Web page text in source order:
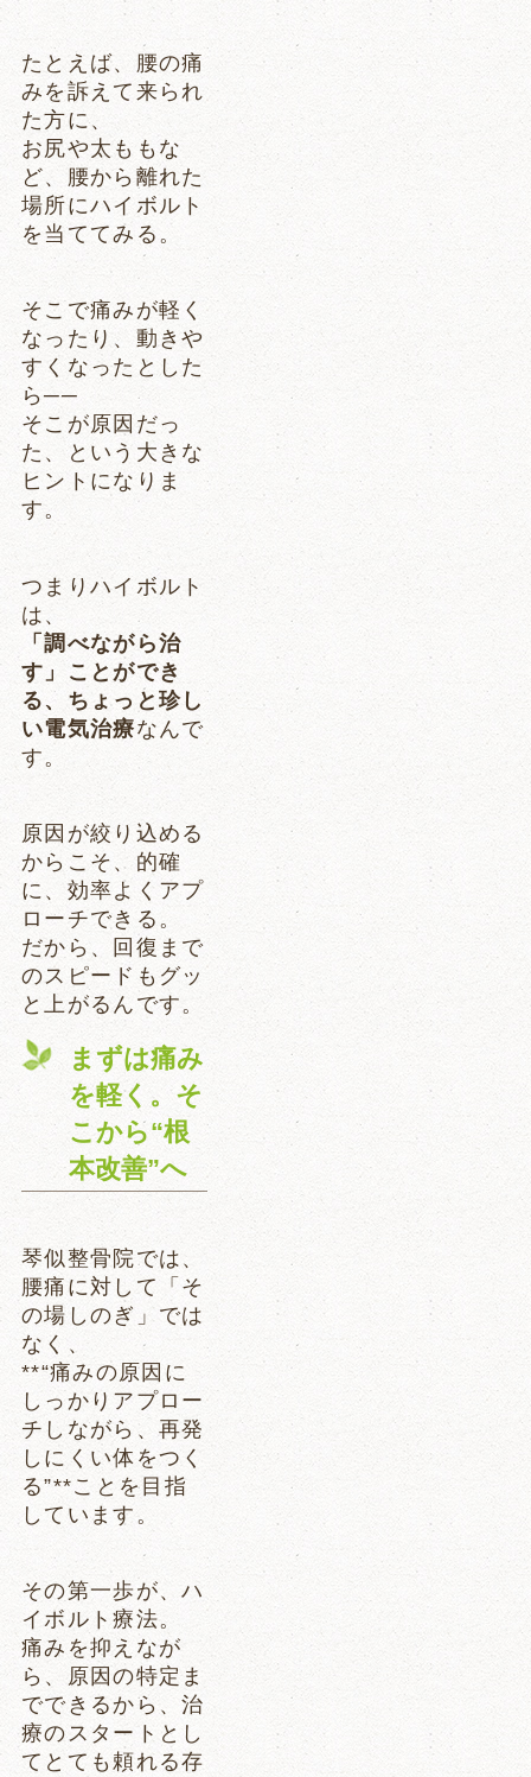
たとえば、腰の痛
みを訴えて来られ
た方に、
お尻や太ももな
ど、腰から離れた
場所にハイボルト
を当ててみる。
そこで痛みが軽く
なったり、動きや
すくなったとした
ら──
そこが原因だっ
た、という大きな
ヒントになりま
す。
つまりハイボルト
は、
「調べながら治
す」ことができ
る、ちょっと珍し
い電気治療なんで
す。
原因が絞り込める
からこそ、的確
に、効率よくアプ
ローチできる。
だから、回復まで
のスピードもグッ
と上がるんです。
まずは痛み
を軽く。そ
こから“根
本改善”へ
琴似整骨院では、
腰痛に対して「そ
の場しのぎ」では
なく、
**“痛みの原因に
しっかりアプロー
チしながら、再発
しにくい体をつく
る”**ことを目指
しています。
その第一歩が、ハ
イボルト療法。
痛みを抑えなが
ら、原因の特定ま
でできるから、治
療のスタートとし
てとても頼れる存